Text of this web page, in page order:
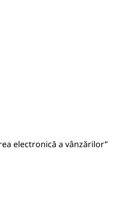
electronică a vânzărilor”